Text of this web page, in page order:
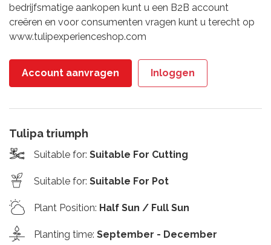
bedrijfsmatige aankopen kunt u een B2B account
creëren en voor consumenten vragen kunt u terecht op
www.tulipexperienceshop.com
Account aanvragen Inloggen
Tulipa triumph
Suitable for: Suitable For Cutting
Suitable for: Suitable For Pot
Plant Position: Half Sun / Full Sun
Planting time: September - December